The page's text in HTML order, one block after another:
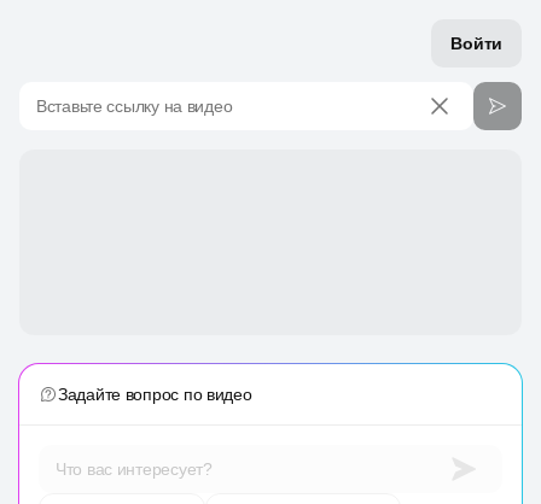
Войти
Вставьте ссылку на видео
Задайте вопрос по видео
Что вас интересует?